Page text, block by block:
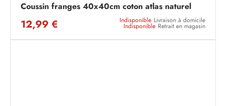
Coussin franges 40x40cm coton atlas naturel
12,99 € Indisponible Livraison à domicile
Indisponible Retrait en magasin